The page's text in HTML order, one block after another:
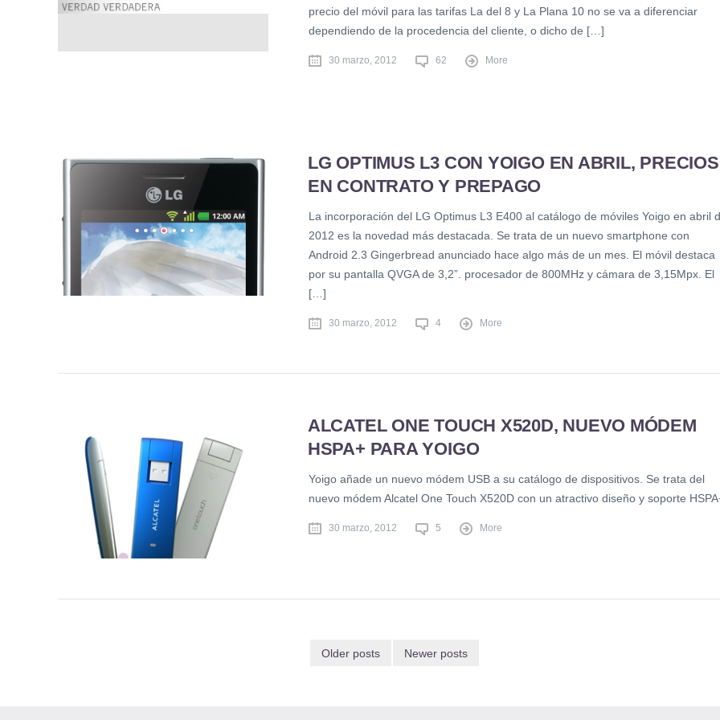
precio del móvil para las tarifas La del 8 y La Plana 10 no se va a diferenciar
dependiendo de la procedencia del cliente, o dicho de […]
30 marzo, 2012 62 More
LG OPTIMUS L3 CON YOIGO EN ABRIL, PRECIOS
EN CONTRATO Y PREPAGO
La incorporación del LG Optimus L3 E400 al catálogo de móviles Yoigo en abril
2012 es la novedad más destacada. Se trata de un nuevo smartphone con
Android 2.3 Gingerbread anunciado hace algo más de un mes. El móvil destaca
por su pantalla QVGA de 3,2”. procesador de 800MHz y cámara de 3,15Mpx. El
[…]
30 marzo, 2012 4 More
ALCATEL ONE TOUCH X520D, NUEVO MÓDEM
HSPA+ PARA YOIGO
Yoigo añade un nuevo módem USB a su catálogo de dispositivos. Se trata del
nuevo módem Alcatel One Touch X520D con un atractivo diseño y soporte
30 marzo, 2012 5 More
Older posts Newer posts